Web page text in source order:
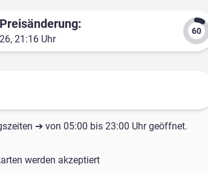
21:16 Uhr
➔ von 05:00 bis 23:00 Uhr geöffnet.
werden akzeptiert